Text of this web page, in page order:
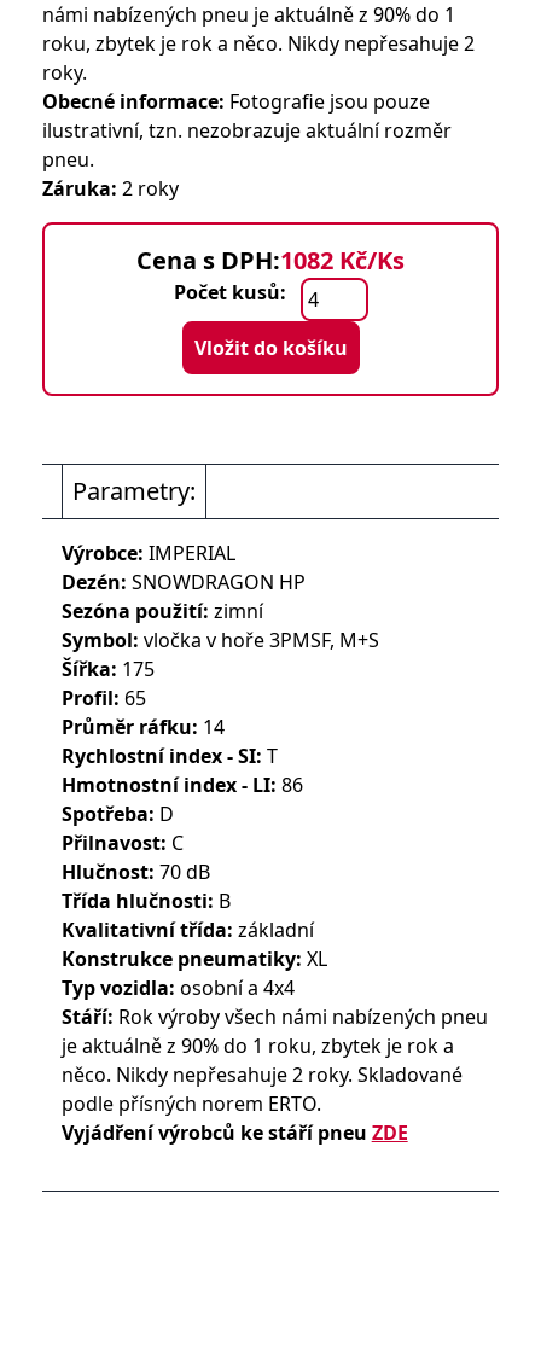
námi nabízených pneu je aktuálně z 90% do 1
roku, zbytek je rok a něco. Nikdy nepřesahuje 2
roky.
Obecné informace: Fotografie jsou pouze
ilustrativní, tzn. nezobrazuje aktuální rozměr
pneu.
Záruka: 2 roky
Cena s DPH:1082 Kč/Ks
Počet kusů:
Vložit do košíku
Parametry:
Výrobce: IMPERIAL
Dezén: SNOWDRAGON HP
Sezóna použití: zimní
Symbol: vločka v hoře 3PMSF, M+S
Šířka: 175
Profil: 65
Průměr ráfku: 14
Rychlostní index - SI: T
Hmotnostní index - LI: 86
Spotřeba: D
Přilnavost: C
Hlučnost: 70 dB
Třída hlučnosti: B
Kvalitativní třída: základní
Konstrukce pneumatiky: XL
Typ vozidla: osobní a 4x4
Stáří: Rok výroby všech námi nabízených pneu
je aktuálně z 90% do 1 roku, zbytek je rok a
něco. Nikdy nepřesahuje 2 roky. Skladované
podle přísných norem ERTO.
Vyjádření výrobců ke stáří pneu ZDE